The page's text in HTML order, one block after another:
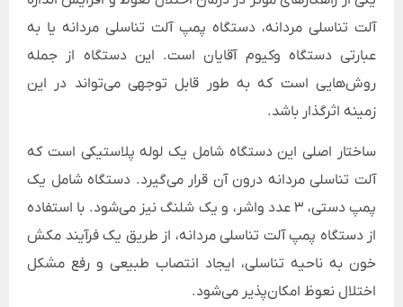
آلت تناسلی مردانه، دستگاه پمپ آلت تناسلی مردانه یا به
عبارتی دستگاه وکیوم آقایان است. این دستگاه از جمله
روش‌هایی است که به طور قابل توجهی می‌تواند در این
زمینه اثرگذار باشد.
ساختار اصلی این دستگاه شامل یک لوله پلاستیکی است که
آلت تناسلی مردانه درون آن قرار می‌گیرد. دستگاه شامل یک
پمپ دستی، ۳ عدد واشر، و یک شلنگ نیز می‌شود. با استفاده
از دستگاه پمپ آلت تناسلی مردانه، از طریق یک فرآیند مکش
خون به ناحیه تناسلی، ایجاد انتصاب طبیعی و رفع مشکل
اختلال نعوظ امکان‌پذیر می‌شود.